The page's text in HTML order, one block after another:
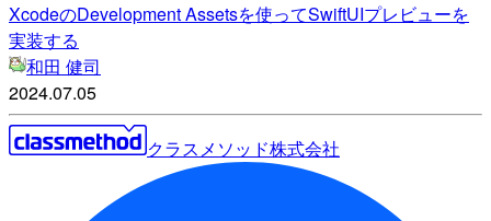
XcodeのDevelopment Assetsを使ってSwiftUIプレビューを
実装する
和田 健司
2024.07.05
クラスメソッド株式会社